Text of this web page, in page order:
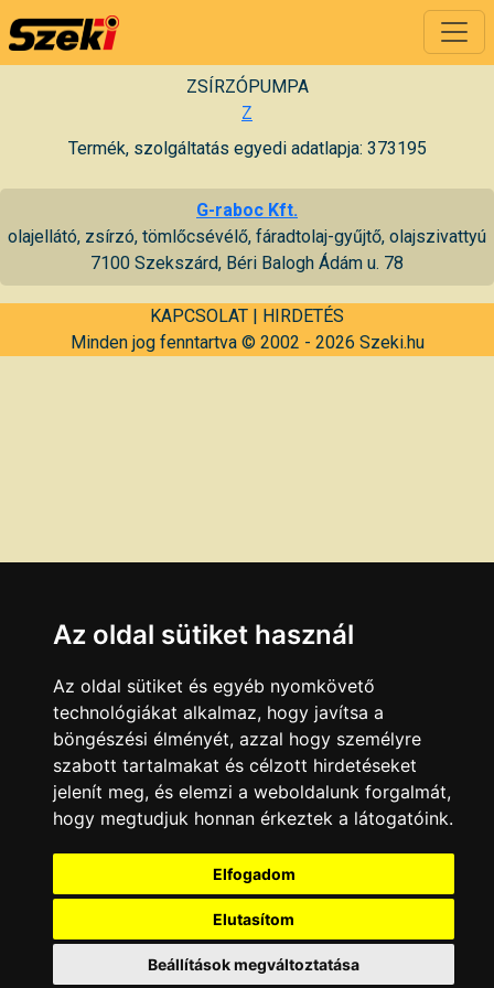
ZSÍRZÓPUMPA
Z
Termék, szolgáltatás egyedi adatlapja: 373195
G-raboc Kft.
olajellátó, zsírzó, tömlőcsévélő, fáradtolaj-gyűjtő, olajszivattyú
7100 Szekszárd, Béri Balogh Ádám u. 78
KAPCSOLAT | HIRDETÉS
Minden jog fenntartva © 2002 - 2026 Szeki.hu
Az oldal sütiket használ
Az oldal sütiket és egyéb nyomkövető
technológiákat alkalmaz, hogy javítsa a
böngészési élményét, azzal hogy személyre
szabott tartalmakat és célzott hirdetéseket
jelenít meg, és elemzi a weboldalunk forgalmát,
hogy megtudjuk honnan érkeztek a látogatóink.
Elfogadom
Elutasítom
Beállítások megváltoztatása